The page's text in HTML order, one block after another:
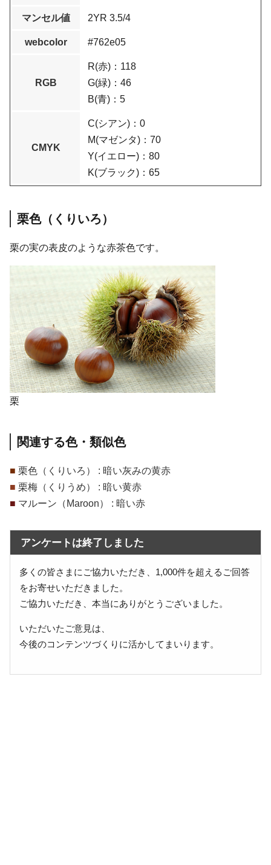
マンセル値 2YR 3.5/4
webcolor #762e05
RGB
R(赤)：118
G(緑)：46
B(青)：5
CMYK
C(シアン)：0
M(マゼンタ)：70
Y(イエロー)：80
K(ブラック)：65
栗色（くりいろ）
栗の実の表皮のような赤茶色です。
栗
関連する色・類似色
■ 栗色（くりいろ） : 暗い灰みの黄赤
■ 栗梅（くりうめ） : 暗い黄赤
■ マルーン（Maroon） : 暗い赤
アンケートは終了しました
多くの皆さまにご協力いただき、1,000件を超えるご回答
をお寄せいただきました。
ご協力いただき、本当にありがとうございました。
いただいたご意見は、
今後のコンテンツづくりに活かしてまいります。